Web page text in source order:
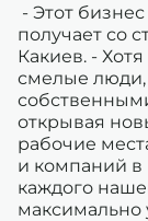
- Этот
получает со
Какиев. -
смелые люди,
открывая
рабочие
и компаний в
каждого
максимально